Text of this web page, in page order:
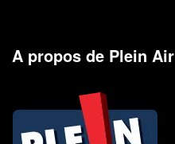
A propos de Plein Air